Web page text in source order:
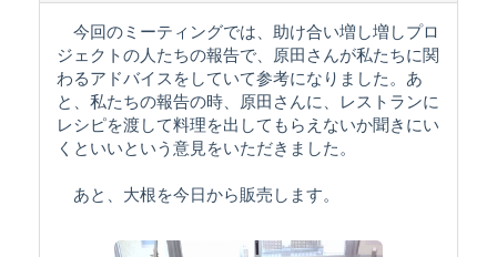
今回のミーティングでは、助け合い増し増しプロ
ジェクトの人たちの報告で、原田さんが私たちに関
わるアドバイスをしていて参考になりました。あ
と、私たちの報告の時、原田さんに、レストランに
レシピを渡して料理を出してもらえないか聞きにい
くといいという意見をいただきました。
あと、大根を今日から販売します。